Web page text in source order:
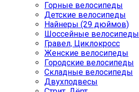
Горные велосипеды
Детские велосипеды
Найнеры (29 дюймов)
Шоссейные велосипеды
Гравел, Циклокросс
Женские велосипеды
Городcкие велосипеды
Складные велосипеды
Двухподвесы